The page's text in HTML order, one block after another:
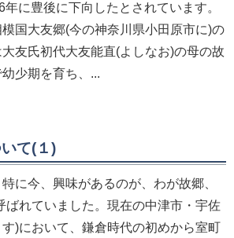
に豊後に下向したとされています。
国大友郷(今の神奈川県小田原市に)の
友氏初代大友能直(よしなお)の母の故
少期を育ち、...
て(１)
に今、興味があるのが、わが故郷、
ばれていました。現在の中津市・宇佐
)において、鎌倉時代の初めから室町